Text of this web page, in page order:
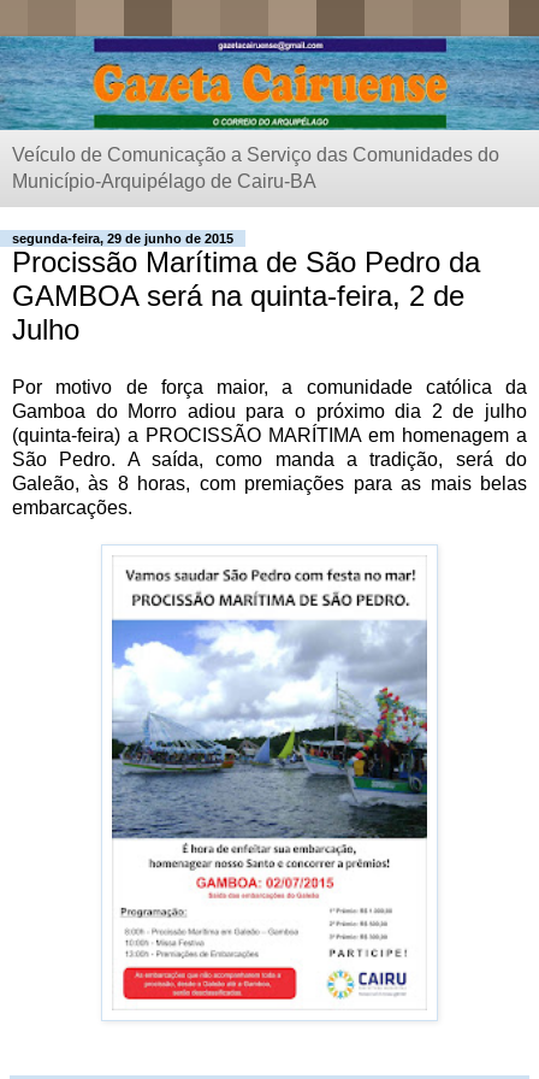
Veículo de Comunicação a Serviço das Comunidades do
Município-Arquipélago de Cairu-BA
segunda-feira, 29 de junho de 2015
Procissão Marítima de São Pedro da
GAMBOA será na quinta-feira, 2 de
Julho
Por motivo de força maior, a comunidade católica da
Gamboa do Morro adiou para o próximo dia 2 de julho
(quinta-feira) a PROCISSÃO MARÍTIMA em homenagem a
São Pedro. A saída, como manda a tradição, será do
Galeão, às 8 horas, com premiações para as mais belas
embarcações.